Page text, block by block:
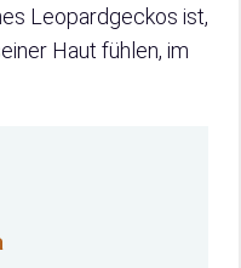
Leopardgeckos ist,
Haut fühlen, im